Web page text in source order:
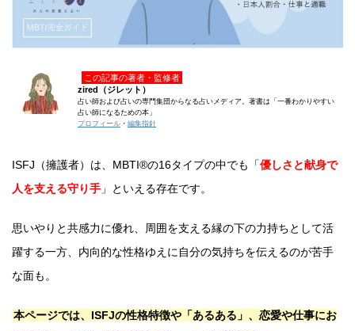
この記事の著者・監修者
zired（ジレット）
占い師および占いの専門集団からなる占いメディア。著書は「一番わかりやすい
占い師になるための本」
プロフィール ・ 編集指針
ISFJ（擁護者）は、MBTI®の16タイプの中でも「優しさと献身で
人を支える守り手 」といえる存在です。
思いやりと共感力に優れ、周囲を支える縁の下の力持ちとして活
躍する一方、内向的な性格ゆえに自分の気持ちを伝えるのが苦手
な面も。
本ページでは、ISFJの性格特徴や「あるある」、恋愛や仕事にお